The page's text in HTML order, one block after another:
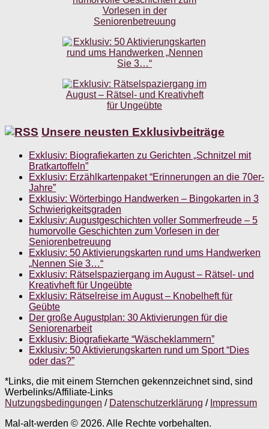
Unsere neusten Exklusivbeiträge
Exklusiv: Biografiekarten zu Gerichten „Schnitzel mit
Bratkartoffeln”
Exklusiv: Erzählkartenpaket “Erinnerungen an die 70er-
Jahre”
Exklusiv: Wörterbingo Handwerken – Bingokarten in 3
Schwierigkeitsgraden
Exklusiv: Augustgeschichten voller Sommerfreude – 5
humorvolle Geschichten zum Vorlesen in der
Seniorenbetreuung
Exklusiv: 50 Aktivierungskarten rund ums Handwerken
„Nennen Sie 3…“
Exklusiv: Rätselspaziergang im August – Rätsel- und
Kreativheft für Ungeübte
Exklusiv: Rätselreise im August – Knobelheft für
Geübte
Der große Augustplan: 30 Aktivierungen für die
Seniorenarbeit
Exklusiv: Biografiekarte “Wäscheklammern”
Exklusiv: 50 Aktivierungskarten rund um Sport “Dies
oder das?”
*Links, die mit einem Sternchen gekennzeichnet sind, sind
Werbelinks/Affiliate-Links
Nutzungsbedingungen / Datenschutzerklärung / Impressum
Mal-alt-werden © 2026. Alle Rechte vorbehalten.